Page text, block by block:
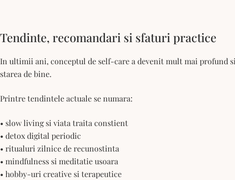
Tendinte, recomandari si sfaturi practice
In ultimii ani, conceptul de self-care a devenit mult mai profund
starea de bine.
Printre tendintele actuale se numara:
• slow living si viata traita constient
• detox digital periodic
• ritualuri zilnice de recunostinta
• mindfulness si meditatie usoara
• hobby-uri creative si terapeutice